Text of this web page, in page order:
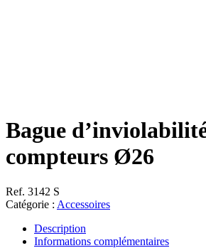
Bague
compteurs Ø26
Ref. 3142 S
Catégorie : Accessoires
Description
Informations complémentaires